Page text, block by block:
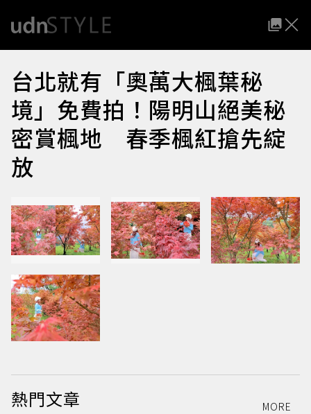
台北就有「奧萬大楓葉秘
境」免費拍！陽明山絕美秘
密賞楓地 春季楓紅搶先綻
放
熱門文章 MORE